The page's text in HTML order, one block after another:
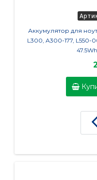
Аккумулятор для
L300, A300-177, L550-